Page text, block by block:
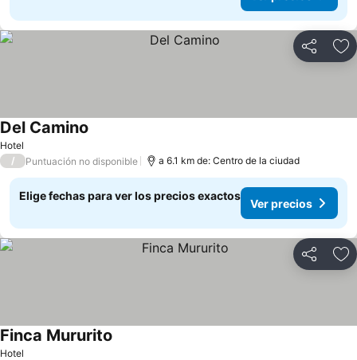
Compartir
Hotel
Del Camino
/ Puntuación no disponible a 6.1 km de: Centro de la ciudad
Elige fechas para ver los precios exactos
Ver precios
Compartir
Hotel
Finca Mururito